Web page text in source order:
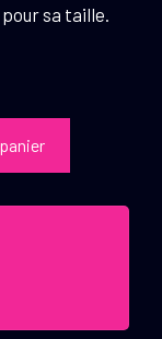
sa taille.